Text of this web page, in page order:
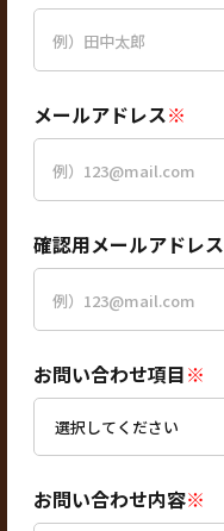
メールアドレス※
確認用メールアドレス
お問い合わせ項目※
お問い合わせ内容※